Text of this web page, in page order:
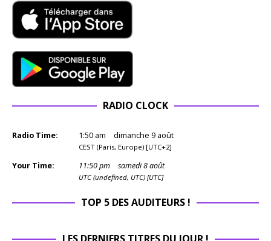
RADIO CLOCK
Radio Time: 1:50 am dimanche 9 août
CEST (Paris, Europe) [UTC+2]
Your Time: 11:50pm samedi 8 août
UTC (undefined, UTC) [UTC]
TOP 5 DES AUDITEURS !
LES DERNIERS TITRES DU JOUR !